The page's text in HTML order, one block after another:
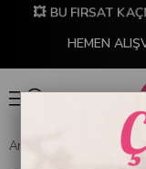
💥 BU FIRSAT
HEMEN
Anasayfa SOFRA &